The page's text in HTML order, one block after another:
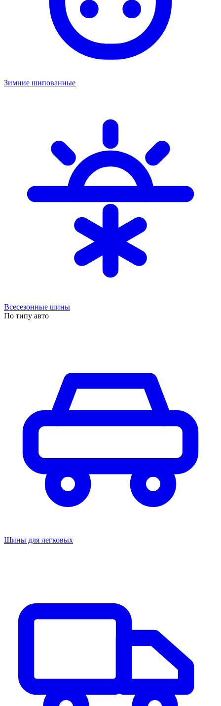
Зимние шипованные
Всесезонные шины
По типу авто
Шины для легковых